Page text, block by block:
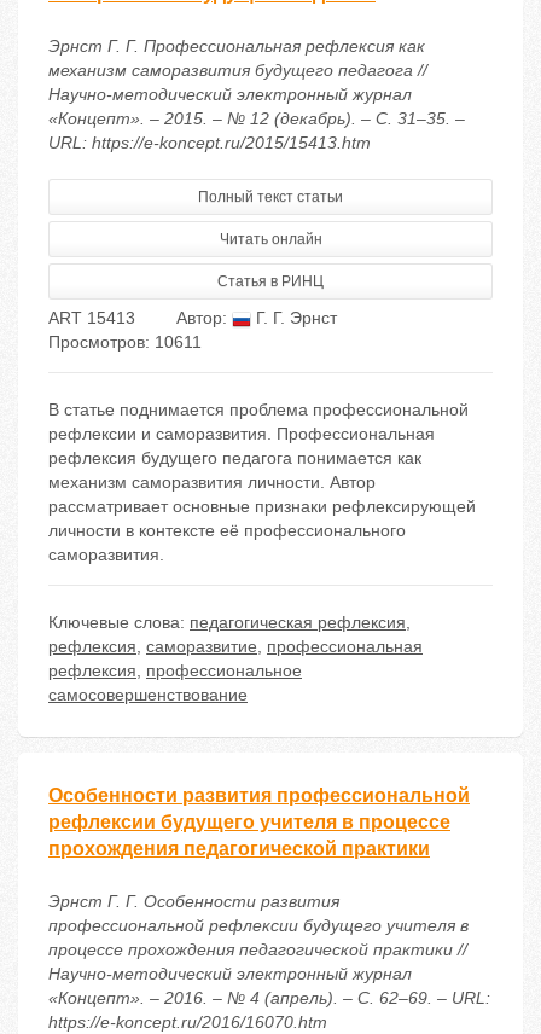
Эрнст Г. Г. Профессиональная рефлексия как
механизм саморазвития будущего педагога //
Научно-методический электронный журнал
«Концепт». – 2015. – № 12 (декабрь). – С. 31–35. –
URL: https://e-koncept.ru/2015/15413.htm
Полный текст статьи
Читать онлайн
Статья в РИНЦ
ART 15413 Автор:
Г. Г. Эрнст
Просмотров: 10611
В статье поднимается проблема профессиональной
рефлексии и саморазвития. Профессиональная
рефлексия будущего педагога понимается как
механизм саморазвития личности. Автор
рассматривает основные признаки рефлексирующей
личности в контексте её профессионального
саморазвития.
Ключевые слова: педагогическая рефлексия,
рефлексия, саморазвитие, профессиональная
рефлексия, профессиональное
самосовершенствование
Особенности развития профессиональной
рефлексии будущего учителя в процессе
прохождения педагогической практики
Эрнст Г. Г. Особенности развития
профессиональной рефлексии будущего учителя в
процессе прохождения педагогической практики //
Научно-методический электронный журнал
«Концепт». – 2016. – № 4 (апрель). – С. 62–69. – URL:
https://e-koncept.ru/2016/16070.htm